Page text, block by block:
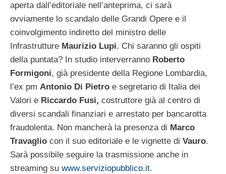
aperta dall’editoriale nell’anteprima, ci sarà
ovviamente lo scandalo delle Grandi Opere e il
coinvolgimento indiretto del ministro delle
Infrastrutture Maurizio Lupi. Chi saranno gli ospiti
della puntata? In studio interverranno Roberto
Formigoni, già presidente della Regione Lombardia,
l’ex pm Antonio Di Pietro e segretario di Italia dei
Valori e Riccardo Fusi, costruttore già al centro di
diversi scandali finanziari e arrestato per bancarotta
fraudolenta. Non mancherà la presenza di Marco
Travaglio con il suo editoriale e le vignette di Vauro.
Sarà possibile seguire la trasmissione anche in
streaming su www.serviziopubblico.it.